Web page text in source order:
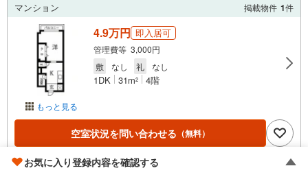
マンション
掲載物件 1件
もっと見る
4.9万円 即入居可
管理費等 3,000円
敷
なし 礼 なし
1DK 31m2 4階
空室状況を問い合わせる （無料）
お気に入り登録内容を確認する